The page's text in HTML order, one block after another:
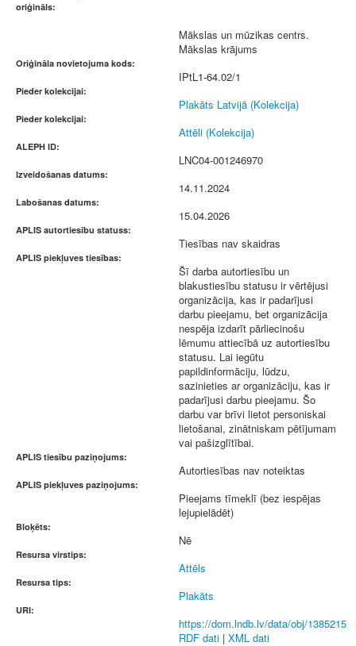
oriģināls:
Mākslas un mūzikas centrs.
Mākslas krājums
Oriģināla novietojuma kods:
IPtL1-64.02/1
Pieder kolekcijai:
Plakāts Latvijā (Kolekcija)
Pieder kolekcijai:
Attēli (Kolekcija)
ALEPH ID:
LNC04-001246970
Izveidošanas datums:
14.11.2024
Labošanas datums:
15.04.2026
APLIS autortiesību statuss:
Tiesības nav skaidras
APLIS piekļuves tiesības:
Šī darba autortiesību un
blakustiesību statusu ir vērtējusi
organizācija, kas ir padarījusi
darbu pieejamu, bet organizācija
nespēja izdarīt pārliecinošu
lēmumu attiecībā uz autortiesību
statusu. Lai iegūtu
papildinformāciju, lūdzu,
sazinieties ar organizāciju, kas ir
padarījusi darbu pieejamu. Šo
darbu var brīvi lietot personiskai
lietošanai, zinātniskam pētījumam
vai pašizglītībai.
APLIS tiesību paziņojums:
Autortiesības nav noteiktas
APLIS piekļuves paziņojums:
Pieejams tīmeklī (bez iespējas
lejupielādēt)
Bloķēts:
Nē
Resursa virstips:
Attēls
Resursa tips:
Plakāts
URI:
https://dom.lndb.lv/data/obj/1385215
RDF dati | XML dati